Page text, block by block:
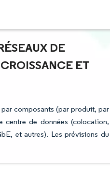
DE
ET
par composants (par produit, par
centre de données (colocation,
et autres). Les prévisions du